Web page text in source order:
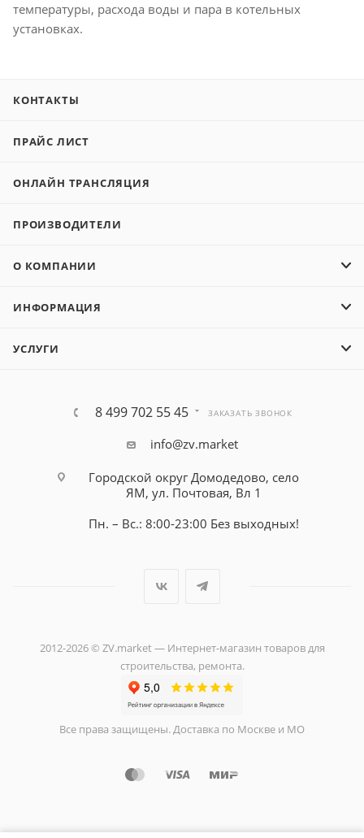
температуры, расхода воды и пара в котельных
установках.
КОНТАКТЫ
ПРАЙС ЛИСТ
ОНЛАЙН ТРАНСЛЯЦИЯ
ПРОИЗВОДИТЕЛИ
О КОМПАНИИ
ИНФОРМАЦИЯ
УСЛУГИ
8 499 702 55 45 ЗАКАЗАТЬ ЗВОНОК
info@zv.market
Городской округ Домодедово, село
ЯМ, ул. Почтовая, Вл 1
Пн. – Вс.: 8:00-23:00 Без выходных!
2012-2026 © ZV.market — Интернет-магазин товаров для
строительства, ремонта.
Все права защищены. Доставка по Москве и МО